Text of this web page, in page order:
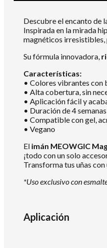
Descubre el encanto de
Inspirada en la mirada
magnéticos irresistibles,
Su fórmula innovadora,
Características:
• Colores vibrantes con
• Alta cobertura, sin
• Aplicación fácil y
• Duración de 4 semanas
• Compatible con gel,
• Vegano
El imán MEOWGIC
¡todo con un solo
Transforma tus uñas
*Uso exclusivo con
Aplicación